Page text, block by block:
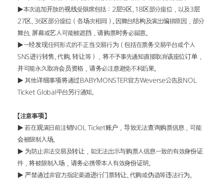
▶本次追加开放的视线受限席包括：2层9区、18区部分座位，以及3层
27区、36区部分座位（各场次相同）。因舞台结构及演出编排原因，部分
舞台、屏幕或艺人可能被遮挡，请购票时务必留意。
▶一经发现任何形式的不正当交易行为（包括在票务交易平台或个人
SNS进行转售、代购、转让等），将不予事先通知直接取消该座位订单，
并可能永久取消会员资格，请务必注意避免不利后果。
▶ 其他详细事项将通过BABYMONSTER官方Weverse公告及NOL
Ticket Global平台另行通知。
【注意事项】
▶ 若在观演日前注销NOL Ticket账户，导致无法查询购票信息，可能
会被限制入场。
▶ 为防止非法交易及转让，如无法出示与购票人信息一致的有效身份证
件，将被限制入场，请务必携带本人有效身份证明。
▶ 严禁通过非官方指定渠道进行门票转让、代购或伪造等违法行为。